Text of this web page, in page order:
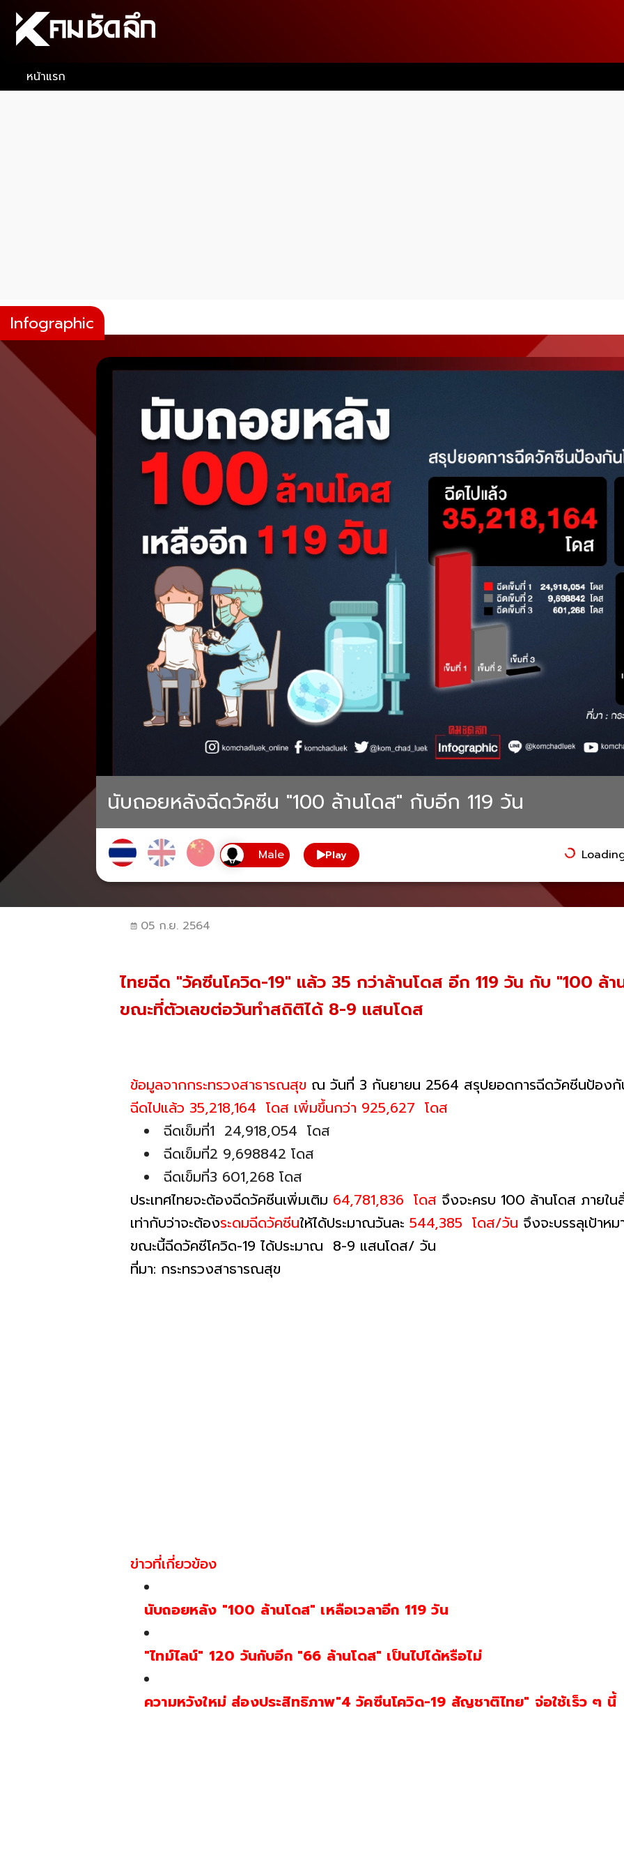
หน้าแรก
Infographic
นับถอยหลังฉีดวัคซีน "100 ล้านโดส" กับอีก 119 วัน
Play
05 ก.ย. 2564
ไทยฉีด "วัคซีนโควิด-19" แล้ว 35 กว่าล้านโดส อีก 119 วัน กับ "100 ล้า
ขณะที่ตัวเลขต่อวันทำสถิติได้ 8-9 แสนโดส
ข้อมูลจากกระทรวงสาธารณสุข ณ วันที่ 3 กันยายน 2564 สรุปยอดการฉีดวัคซีนป้องกั
ฉีดไปแล้ว 35,218,164 โดส เพิ่มขึ้นกว่า 925,627 โดส
ฉีดเข็มที่1 24,918,054 โดส
ฉีดเข็มที่2 9,698842 โดส
ฉีดเข็มที่3 601,268 โดส
ประเทศไทยจะต้องฉีดวัคซีนเพิ่มเติม 64,781,836 โดส จึงจะครบ 100 ล้านโดส ภาย
เท่ากับว่าจะต้องระดมฉีดวัคซีนให้ได้ประมาณวันละ 544,385 โดส/วัน จึงจะบรรลุเป้าห
ขณะนี้ฉีดวัคซีโควิด-19 ได้ประมาณ 8-9 แสนโดส/ วัน
ที่มา: กระทรวงสาธารณสุข
ข่าวที่เกี่ยวข้อง
นับถอยหลัง "100 ล้านโดส" เหลือเวลาอีก 119 วัน
"ไทม์ไลน์" 120 วันกับอีก "66 ล้านโดส" เป็นไปได้หรือไม่
ความหวังใหม่ ส่องประสิทธิภาพ"4 วัคซีนโควิด-19 สัญชาติไทย" จ่อใช้เร็ว ๆ นี้